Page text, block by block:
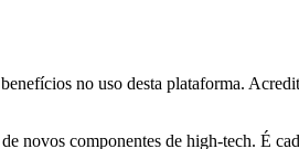
no uso desta plataforma.
novos componentes de high-tech. É